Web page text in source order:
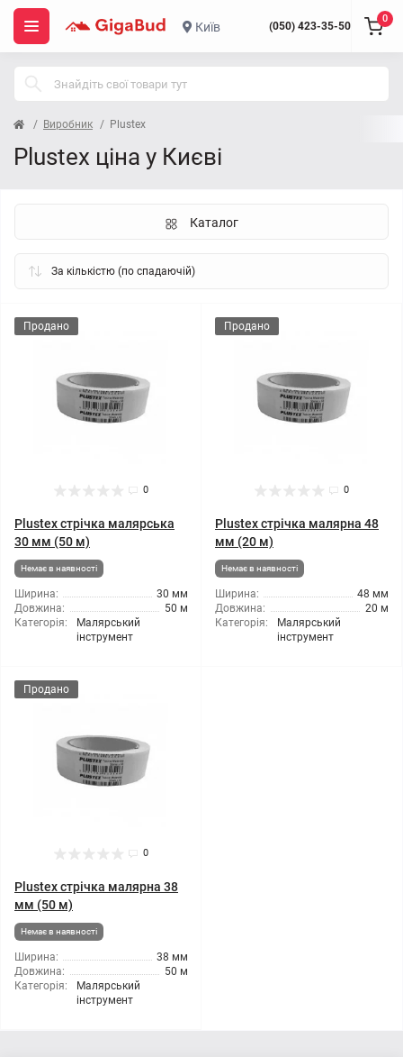
Київ (050) 423-35-50
0
Виробник Plustex
Plustex ціна у Києві
Каталог
Продано
0
Plustex стрічка малярська
30 мм (50 м)
Немає в наявності
Ширина:
30 мм
Довжина:
50 м
Категорія:
Малярський
інструмент
Продано
0
Plustex стрічка малярна 48
мм (20 м)
Немає в наявності
Ширина:
48 мм
Довжина:
20 м
Категорія:
Малярський
інструмент
Продано
0
Plustex стрічка малярна 38
мм (50 м)
Немає в наявності
Ширина:
38 мм
Довжина:
50 м
Категорія:
Малярський
інструмент